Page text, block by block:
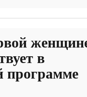
в
программе